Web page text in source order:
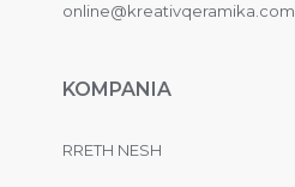
online@kreativqeramika.com
KOMPANIA
RRETH NESH